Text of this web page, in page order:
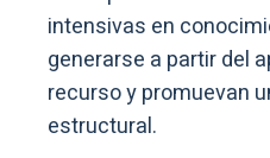
intensivas en
generarse a partir del
recurso y promuevan
estructural.